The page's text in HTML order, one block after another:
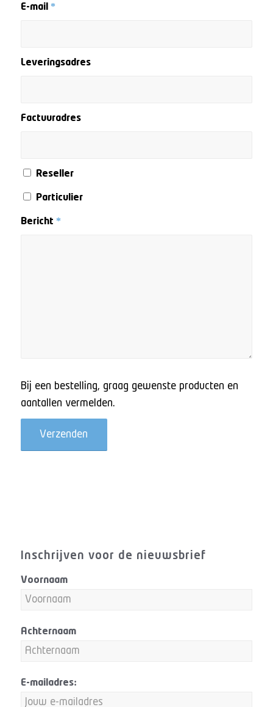
E-mail *
Leveringsadres
Factuuradres
Reseller
Particulier
Bericht *
Bij een bestelling, graag gewenste producten en
aantallen vermelden.
Inschrijven voor de nieuwsbrief
Voornaam
Achternaam
E-mailadres: